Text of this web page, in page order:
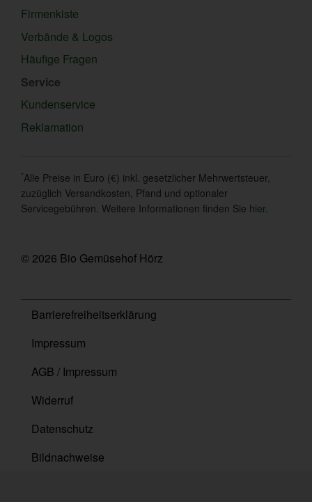
Firmenkiste
Verbände & Logos
Häufige Fragen
Service
Kundenservice
Reklamation
*Alle Preise in Euro (€) inkl. gesetzlicher Mehrwertsteuer,
zuzüglich Versandkosten, Pfand und optionaler
Servicegebühren. Weitere Informationen finden Sie hier.
© 2026 Bio Gemüsehof Hörz
Barrierefreiheitserklärung
Impressum
AGB / Impressum
Widerruf
Datenschutz
Bildnachweise